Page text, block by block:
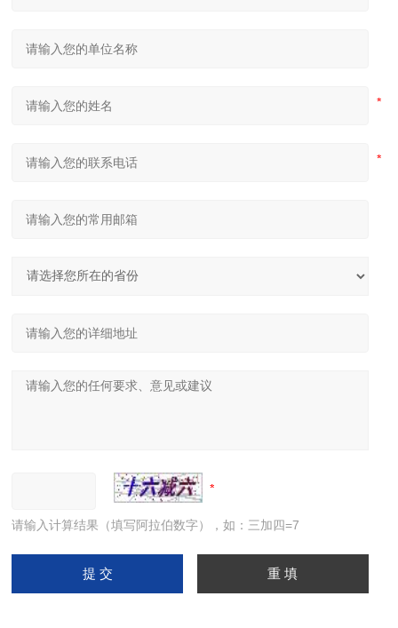
请输入计算结果（填写阿拉伯数字），如：三加四=7